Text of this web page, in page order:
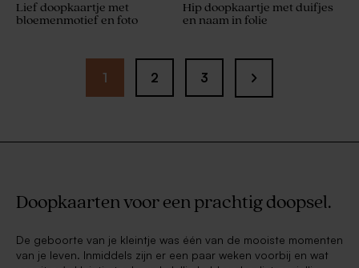
Lief doopkaartje met
bloemenmotief en foto
Hip doopkaartje met duifjes
en naam in folie
1 2 3
Doopkaarten voor een prachtig doopsel.
De geboorte van je kleintje was één van de mooiste momenten
van je leven. Inmiddels zijn er een paar weken voorbij en wat